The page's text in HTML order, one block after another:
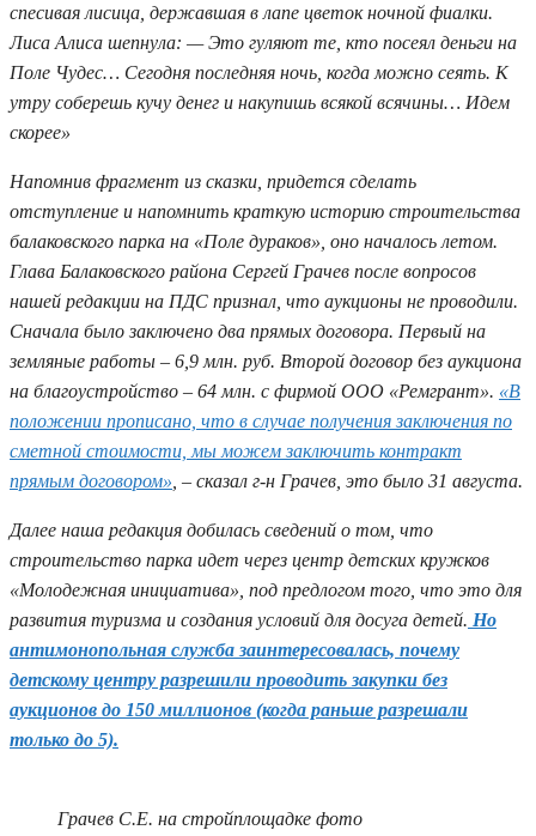
спесивая лисица, державшая в лапе цветок ночной фиалки.
Лиса Алиса шепнула: — Это гуляют те, кто посеял деньги на
Поле Чудес… Сегодня последняя ночь, когда можно сеять. К
утру соберешь кучу денег и накупишь всякой всячины… Идем
скорее»
Напомнив фрагмент из сказки, придется сделать
отступление и напомнить краткую историю строительства
балаковского парка на «Поле дураков», оно началось летом.
Глава Балаковского района Сергей Грачев после вопросов
нашей редакции на ПДС признал, что аукционы не проводили.
Сначала было заключено два прямых договора. Первый на
земляные работы – 6,9 млн. руб. Второй договор без аукциона
на благоустройство – 64 млн. с фирмой ООО «Ремгрант». «В
положении прописано, что в случае получения заключения по
сметной стоимости, мы можем заключить контракт
прямым договором» , – сказал г-н Грачев, это было 31 августа.
Далее наша редакция добилась сведений о том, что
строительство парка идет через центр детских кружков
«Молодежная инициатива», под предлогом того, что это для
развития туризма и создания условий для досуга детей. Но
антимонопольная служба заинтересовалась, почему
детскому центру разрешили проводить закупки без
аукционов до 150 миллионов (когда раньше разрешали
только до 5).
Грачев С.Е. на стройплощадке фото